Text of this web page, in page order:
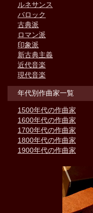
ルネサンス
バロック
古典派
ロマン派
印象派
新古典主義
近代音楽
現代音楽
年代別作曲家一覧
1500年代の作曲家
1600年代の作曲家
1700年代の作曲家
1800年代の作曲家
1900年代の作曲家